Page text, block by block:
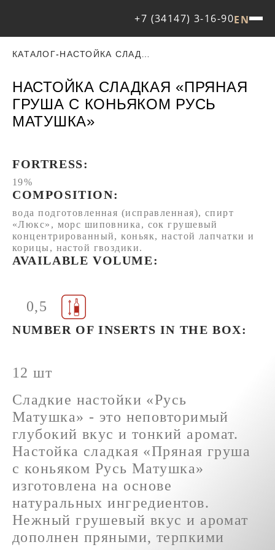
+7 (34147) 3-16-90EN
КАТАЛОГ-
НАСТОЙКА СЛАДКАЯ «ПРЯНАЯ
ГРУША С КОНЬЯКОМ РУСЬ
МАТУШКА»
FORTRESS:
19%
COMPOSITION:
вода подготовленная (исправленная), спирт
«Люкс», морс шиповника, сок грушевый
концентрированный, коньяк, настой лапчатки и
корицы, настой гвоздики.
AVAILABLE VOLUME:
0,5
NUMBER OF INSERTS IN THE BOX:
12 шт
Сладкие настойки «Русь
Матушка» - это неповторимый
глубокий вкус и тонкий аромат.
Настойка сладкая «Пряная груша
с коньяком Русь Матушка»
изготовлена на основе
натуральных ингредиентов.
Нежный грушевый вкус и аромат
дополнен пряными, терпкими